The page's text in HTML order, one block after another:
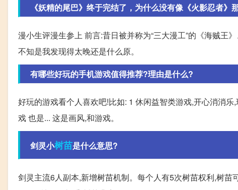
《妖精的尾巴》终于完结了，为什么没有像《火影忍者》
漫小生评漫生参上 前言:昔日被并称为“三大漫工”的《海贼王
不知是我发现得太晚还是什么原。
有哪些好玩的手机游戏值得推荐?理由是什么?
好玩的游戏看个人喜欢吧!比如: 1 休闲益智类游戏,开心消消
戏 也是... 这是画风,和游戏。
剑灵小树苗是什么意思?
剑灵主流6人副本,新增树苗机制。每个人有5次树苗权利,树